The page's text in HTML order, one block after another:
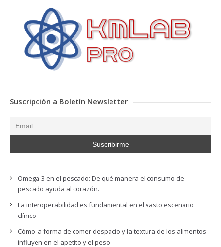
Suscripción a Boletín Newsletter
Omega-3 en el pescado: De qué manera el consumo de
pescado ayuda al corazón.
La interoperabilidad es fundamental en el vasto escenario
clínico
Cómo la forma de comer despacio y la textura de los alimentos
influyen en el apetito y el peso